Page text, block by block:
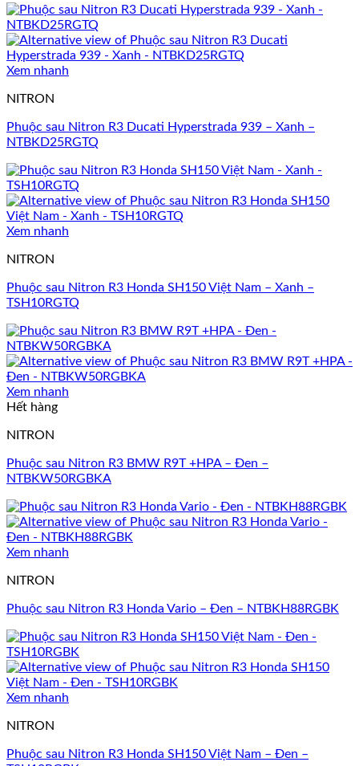
Xem nhanh
NITRON
Phuộc sau Nitron R3 Ducati Hyperstrada 939 – Xanh –
NTBKD25RGTQ
Xem nhanh
NITRON
Phuộc sau Nitron R3 Honda SH150 Việt Nam – Xanh –
TSH10RGTQ
Xem nhanh
Hết hàng
NITRON
Phuộc sau Nitron R3 BMW R9T +HPA – Đen –
NTBKW50RGBKA
Xem nhanh
NITRON
Phuộc sau Nitron R3 Honda Vario – Đen – NTBKH88RGBK
Xem nhanh
NITRON
Phuộc sau Nitron R3 Honda SH150 Việt Nam – Đen –